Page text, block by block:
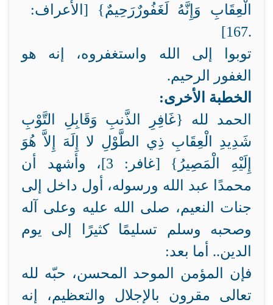
الْعِقَابِ وَإِنَّهُ لَغَفُورٌرَحِيمٌ} [الأعراف:
167].
توبوا إلى الله واستغفروه، إنه هو
الغفور الرحيم.
الخطبة الأخرى:
الحمد لله {غَافِرِ الذَّنبِ وَقَابِلِ التَّوْبِ
شَدِيدِ الْعِقَابِ ذِي الطَّوْلِ لا إِلَهَ إِلاَّ هُوَ
إِلَيْهِ الْمَصِيرُ} [غافر: 3]، وأشهد أن
محمدًا عبد الله ورسوله، أول داخل إلى
جنات النعيم، صلى الله عليه وعلى آله
وصحبه وسلم تسليمًا كثيرًا إلى يوم
الدين.. أما بعد:
فإن المؤمن الموحد المحسن، حبّه لله
تعالى مقرون بالإجلال والتعظيم، إنه